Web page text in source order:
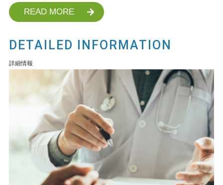
READ MORE
DETAILED INFORMATION
詳細情報